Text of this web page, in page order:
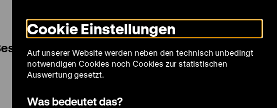
Modus
umschalten
Sprache
Spielplan Filmreihen Über uns
Cookie Einstellungen
Auf unserer Website werden neben den technisch unbedingt
notwendigen Cookies noch Cookies zur statistischen
Auswertung gesetzt.
Was bedeutet das?